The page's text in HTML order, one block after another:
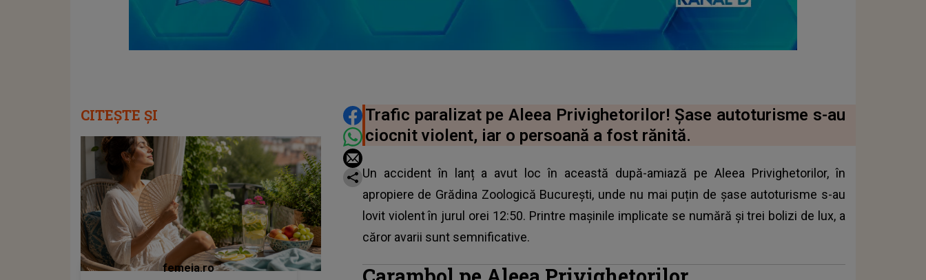
DISTRIBUIE ARTICOLUL
Trafic paralizat pe Aleea Privighetorilor! Șase autoturisme s-au
ciocnit violent, iar o persoană a fost rănită.
Un accident în lanț a avut loc în această după-amiază pe Aleea Privighetorilor, în
apropiere de Grădina Zoologică București, unde nu mai puțin de șase autoturisme s-au
lovit violent în jurul orei 12:50. Printre mașinile implicate se numără și trei bolizi de lux, a
căror avarii sunt semnificative.
CITEȘTE ȘI
femeia.ro